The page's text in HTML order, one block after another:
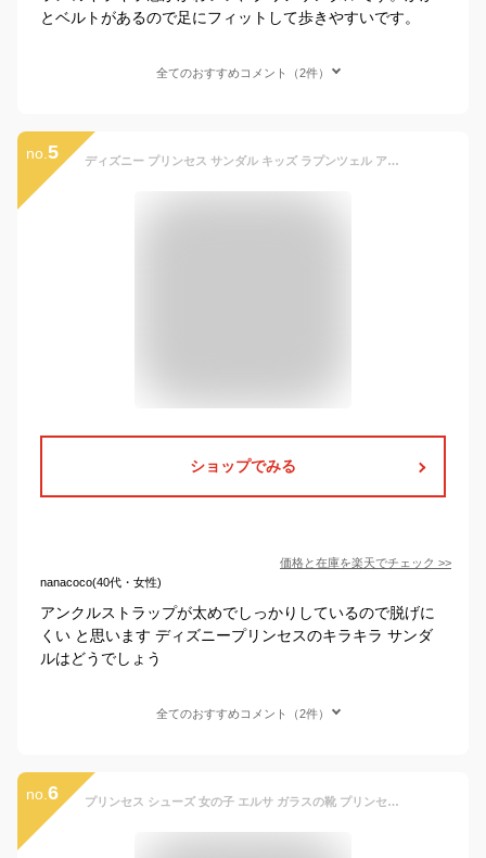
とベルトがあるので足にフィットして歩きやすいです。
全てのおすすめコメント（2件）
no. 5 ディズニー プリンセス サンダル キッズ ラプンツェル アリエル ベル 白雪姫 ジャスミン キッズサンダル スポーツサンダル マジック キャラクター 女の子 靴
ショップでみる
価格と在庫を楽天でチェック >>
nanacoco(40代・女性)
アンクルストラップが太めでしっかりしているので脱げに
くい と思います ディズニープリンセスのキラキラ サンダ
ルはどうでしょう
全てのおすすめコメント（2件）
no. 6 プリンセス シューズ 女の子 エルサ ガラスの靴 プリンセス 靴 シューズ キッズ 光る サンダル 女の子 シュース 子ども フォーマル靴 誕生日 ハロウィン クリスマス プレゼント 発表会 子供靴 子供 シューズ パンプス 履きやすい